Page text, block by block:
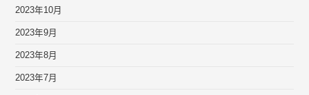
2023年10月
2023年9月
2023年8月
2023年7月